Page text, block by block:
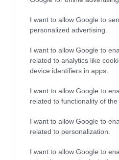
I want to allow Google to
personalized advertising.
I want to allow Google to
related to analytics like
device identifiers in apps.
I want to allow Google to
related to functionality of the
I want to allow Google to
related to personalization.
I want to allow Google to
bits, 1 quintillion είναι 1
κάτι που αντιστοιχεί
παραγωγή 1,6
βιβλίων (Κάθε γράμμα
αποθηκεύεται σε ένα
0.5% είναι καταληπτά
αξιοποιούνται μετά
Το νέο επάγγελμα είναι
δεδομένα. Τα